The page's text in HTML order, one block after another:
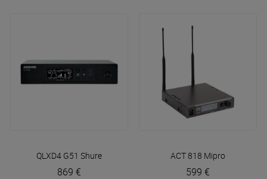
QLXD4 G51 Shure
869 €
ACT 818 Mipro
599 €